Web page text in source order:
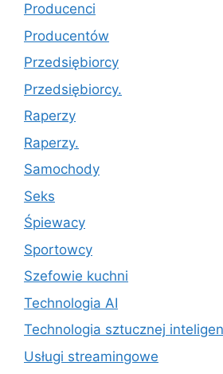
Producenci
Producentów
Przedsiębiorcy
Przedsiębiorcy.
Raperzy
Raperzy.
Samochody
Seks
Śpiewacy
Sportowcy
Szefowie kuchni
Technologia AI
Technologia sztucznej
Usługi streamingowe